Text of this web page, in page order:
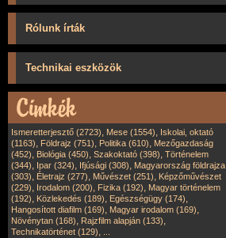
Rólunk írták
Technikai eszközök
Ismeretterjesztő (2723), Mese (1554), Iskolai, oktató
(1163), Földrajz (751), Politika (610), Mezőgazdaság
(452), Biológia (450), Szakoktató (398), Történelem
(344), Ipar (324), Ifjúsági (308), Magyarország földrajza
(303), Életrajz (277), Művészet (251), Képzőművészet
(229), Irodalom (200), Fizika (192), Magyar történelem
(192), Közlekedés (189), Egészségügy (174),
Hangosított diafilm (169), Magyar irodalom (169),
Növénytan (168), Rajzfilm alapján (133),
Technikatörténet (129),